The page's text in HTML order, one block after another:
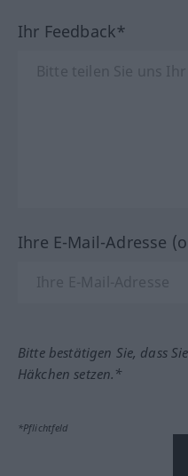
Ihr Feedback*
Ihre E-Mail-Adresse
Bitte bestätigen Sie, dass
Häkchen setzen.*
*Pflichtfeld